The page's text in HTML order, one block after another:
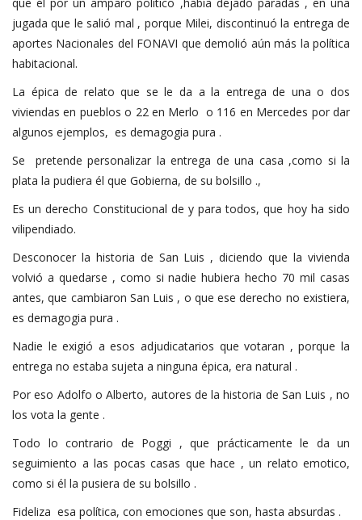
jugada que le salió mal , porque Milei, discontinuó la entrega de
aportes Nacionales del FONAVI que demolió aún más la política
habitacional.
La épica de relato que se le da a la entrega de una o dos
viviendas en pueblos o 22 en Merlo o 116 en Mercedes por dar
algunos ejemplos, es demagogia pura .
Se pretende personalizar la entrega de una casa ,como si la
plata la pudiera él que Gobierna, de su bolsillo .,
Es un derecho Constitucional de y para todos, que hoy ha sido
vilipendiado.
Desconocer la historia de San Luis , diciendo que la vivienda
volvió a quedarse , como si nadie hubiera hecho 70 mil casas
antes, que cambiaron San Luis , o que ese derecho no existiera,
es demagogia pura .
Nadie le exigió a esos adjudicatarios que votaran , porque la
entrega no estaba sujeta a ninguna épica, era natural .
Por eso Adolfo o Alberto, autores de la historia de San Luis , no
los vota la gente .
Todo lo contrario de Poggi , que prácticamente le da un
seguimiento a las pocas casas que hace , un relato emotico,
como si él la pusiera de su bolsillo .
Fideliza esa política, con emociones que son, hasta absurdas .